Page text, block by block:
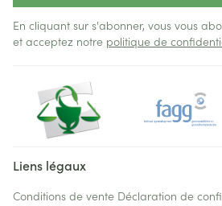
En cliquant sur s'abonner, vous vous
et acceptez notre politique de
Liens légaux
Conditions de vente Déclaration de